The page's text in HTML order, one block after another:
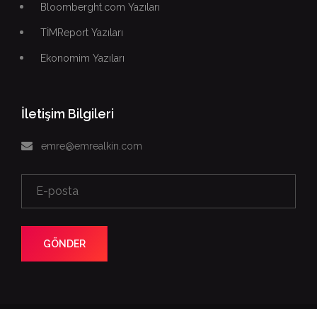
Bloomberght.com Yazıları
TİMReport Yazıları
Ekonomim Yazıları
İletişim Bilgileri
emre@emrealkin.com
GÖNDER